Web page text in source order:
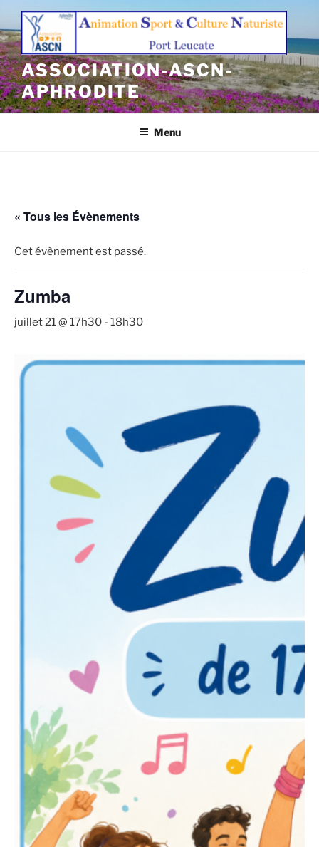
Aller
contenu
principal
ASSOCIATION-ASCN-
APHRODITE
Menu
« Tous les Évènements
Cet évènement est passé.
Zumba
juillet 21 @ 17h30 - 18h30